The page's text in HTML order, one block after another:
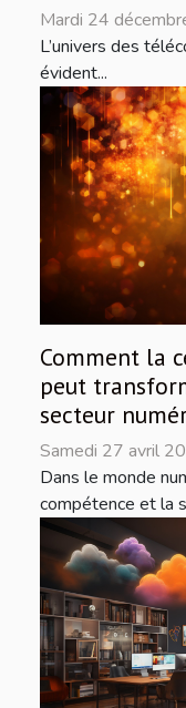
Mardi 24
L’univers des
évident...
Comment la
peut
secteur
Samedi 27 avril
Dans le monde
compétence et la